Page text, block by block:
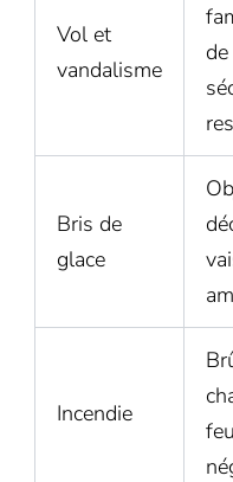
Vol et
vandalisme
Bris de
glace
Incendie